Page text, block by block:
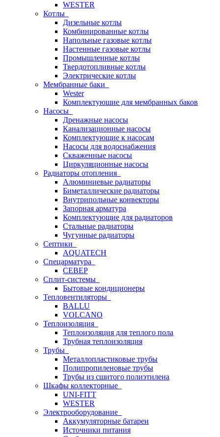
WESTER
Котлы
Дизельные котлы
Комбинированные котлы
Напольные газовые котлы
Настенные газовые котлы
Промышленные котлы
Твердотопливные котлы
Электрические котлы
Мембранные баки
Wester
Комплектуюшие для мембранных баков
Насосы
Дренажные насосы
Канализационные насосы
Комплектующие к насосам
Насосы для водоснабжения
Скваженные насосы
Циркуляционные насосы
Радиаторы отопления
Алюминиевые радиаторы
Биметаллические радиаторы
Внутрипольные конвекторы
Запорная арматура
Комплектующие для радиаторов
Стальные радиаторы
Чугунные радиаторы
Септики
AQUATECH
Спецарматура
СЕВЕР
Сплит-системы
Бытовые кондиционеры
Тепловентиляторы
BALLU
VOLCANO
Теплоизоляция
Теплоизоляция для теплого пола
Трубная теплоизоляция
Трубы
Металлопластиковые трубы
Полипропиленовые трубы
Трубы из сшитого полиэтилена
Шкафы коллекторные
UNI-FITT
WESTER
Электрооборудование
Аккумуляторные батареи
Источники питания